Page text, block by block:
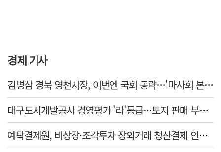
경제 기사
김병삼 경북 영천시장, 이번엔 국회 공략…'마사회 본사 이전·광역교통망 확충' 요청
대구도시개발공사 경영평가 '라'등급…토지 판매 부진에 1년 만에 두 단계 '뚝'
예탁결제원, 비상장·조각투자 장외거래 청산결제 인프라 구축 착수…연내 가동